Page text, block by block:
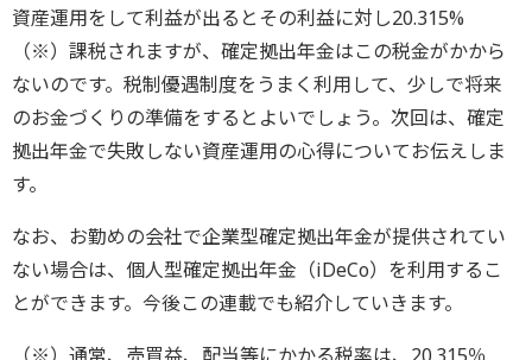
資産運用をして利益が出るとその利益に対し20.315%
（※）課税されますが、確定拠出年金はこの税金がかから
ないのです。税制優遇制度をうまく利用して、少しで将来
のお金づくりの準備をするとよいでしょう。次回は、確定
拠出年金で失敗しない資産運用の心得についてお伝えしま
す。
なお、お勤めの会社で企業型確定拠出年金が提供されてい
ない場合は、個人型確定拠出年金（iDeCo）を利用するこ
とができます。今後この連載でも紹介していきます。